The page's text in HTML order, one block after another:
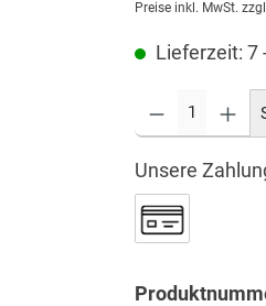
Preise inkl. MwSt.
Lieferzeit: 7
Unsere